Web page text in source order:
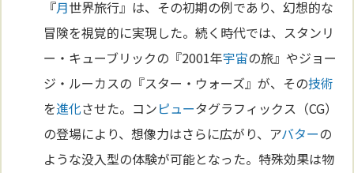
『月世界旅行』は、その初期の例であり、幻想的な
冒険を視覚的に実現した。続く時代では、スタンリ
ー・キューブリックの『2001年宇宙の旅』やジョー
ジ・ルーカスの『スター・ウォーズ』が、その技術
を進化させた。コンピュータグラフィックス（CG）
の登場により、想像力はさらに広がり、アバターの
ような没入型の体験が可能となった。特殊効果は物